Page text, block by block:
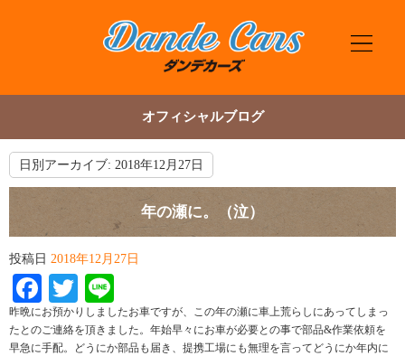
オフィシャルブログ
日別アーカイブ: 2018年12月27日
年の瀬に。（泣）
投稿日 2018年12月27日
Facebook
Twitter
昨晩にお預かりしましたお車ですが、この年の瀬に車上荒らしにあってしまっ
たとのご連絡を頂きました。年始早々にお車が必要との事で部品&作業依頼を
早急に手配。どうにか部品も届き、提携工場にも無理を言ってどうにか年内に